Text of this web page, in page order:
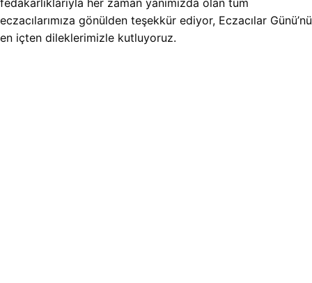
fedakarlıklarıyla her zaman yanımızda olan tüm
eczacılarımıza gönülden teşekkür ediyor, Eczacılar Günü’nü
en içten dileklerimizle kutluyoruz.